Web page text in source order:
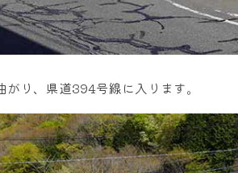
り、県道394号線に入ります。